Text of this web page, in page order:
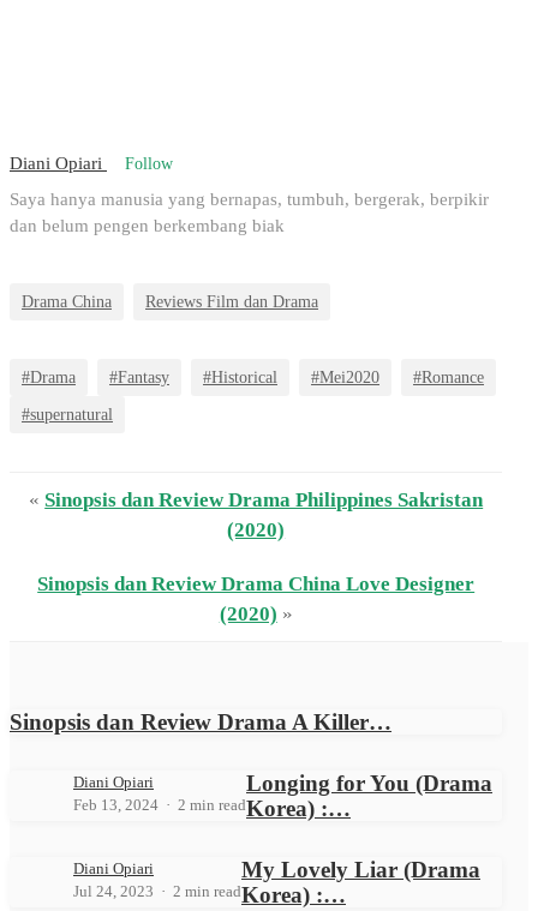
Diani Opiari Follow
Saya hanya manusia yang bernapas, tumbuh, bergerak, berpikir
dan belum pengen berkembang biak
Drama China Reviews Film dan Drama
#Drama #Fantasy #Historical #Mei2020
#Romance
#supernatural
« Sinopsis dan Review Drama Philippines Sakristan
(2020)
Sinopsis dan Review Drama China Love Designer
(2020) »
Sinopsis dan Review Drama A Killer…
Diani Opiari
Feb 13, 2024
2 min read
Longing for You (Drama
Korea) :…
Diani Opiari
Jul 24, 2023
2 min read
My Lovely Liar (Drama
Korea) :…